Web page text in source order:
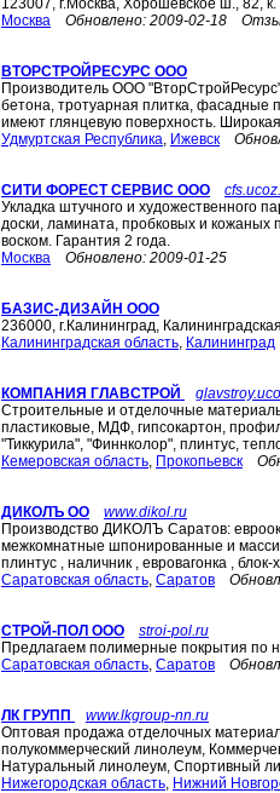
123007, г.Москва, Хорошевское ш., 82, к.
Москва
Обновлено: 2009-02-18
ВТОРСТРОЙРЕСУРС ООО
Производитель ООО
бетона, тротуарная плитка, фасадные
имеют глянцевую поверхность.
Удмуртская Республика, Ижевск
СИТИ ФОРЕСТ СЕРВИС ООО
Укладка штучного и художественного
доски, ламината, пробковых и
воском. Гарантия 2 года.
Москва
Обновлено: 2009-01-25
БАЗИС-ДИЗАЙН ООО
236000, г.Калининград,
Калининградская область, Калининград
КОМПАНИЯ ГЛАВСТРОЙ
Строительные и отделочные
пластиковые, МДФ, гипсокартон,
"Тиккурила", "Финнколор", плинтус,
Кемеровская область, Прокопьевск
ДИКОЛЪ ОО
www.dikol.ru
Производство ДИКОЛЪ Саратов:
межкомнатные шпонированные и
плинтус , наличник , евровагонка , блок-
Саратовская область, Саратов
СТРОЙ-ПОЛ ООО
stroi-pol.ru
Предлагаем полимерные покрытия по
Саратовская область, Саратов
ЛК ГРУПП
www.lkgroup-nn.ru
Оптовая продажа отделочных
полукоммерческий линолеум,
Натуральный линолеум, Спортивный
Нижегородская область, Нижний